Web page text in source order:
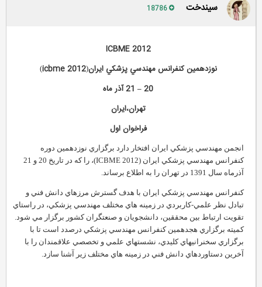
سیندخت
ICBME 2012
نوزدهمين كنفرانس مهندسي پزشكي ايران(
icbme 2012
)
20
–21 آذر ماه
تهران،ايران
فراخوان اول
انجمن مهندسي پزشكي ايران افتخار دارد برگزاري نوزدهمين دوره
كنفرانس مهندسي پزشكي ايران (ICBME 2012)، را كه در تاريخ 20 و 21
آذرماه سال 1391 در تهران را به اطلاع برساند.
كنفرانس مهندسي پزشكي ايران با هدف گسترش مرزهاي دانش فني و
تبادل نظر علمي-كاربردي در زمينه هاي مختلف مهندسي پزشكي، در راستاي
تقويت ارتباط بين محققين، دانشجويان و صنعتگران كشور برگزار مي شود.
كميته برگزاري هجدهمين كنفرانس مهندسي پزشكي درصدد است تا با
برگزاري سخنرانيهاي كليدي، نشستهاي علمي و تخصصي علاقمندان را با
آخرين دستاوردهاي دانش فني در زمينه هاي مختلف زير آشنا سازد.